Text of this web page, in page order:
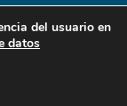
del usuario en
datos